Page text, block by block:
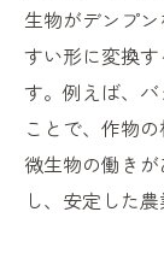
生物がデンプ
すい形に変換
す。例えば、
ことで、作物
微生物の働き
し、安定した